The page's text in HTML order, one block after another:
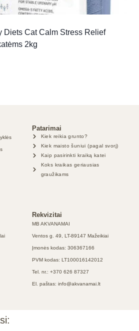
Diets Cat Calm Stress Relief
2kg
Patarimai
Kiek reikia grunto?
Kiek maisto šuniui (pagal svorį)
Kaip pasirinkti kraiką katei
Koks kraikas geriausias
graužikams
Rekvizitai
MB AKVANAMAI
Ventos g. 49, LT-89147 Mažeikiai
Įmonės kodas: 306367166
PVM kodas: LT100016142012
Tel. nr.: +370 626 87327
El. paštas: info@akvanamai.lt